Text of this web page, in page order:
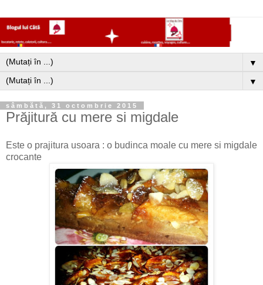
▼
▼
sâmbătă, 31 octombrie 2015
Prăjitură cu mere si migdale
Este o prajitura usoara : o budinca moale cu mere si migdale
crocante